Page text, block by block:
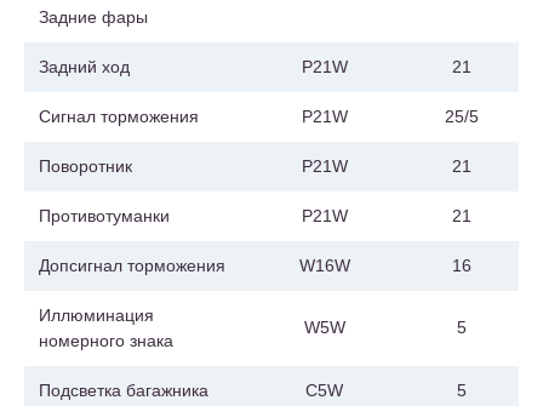
Задние фары
Задний ход P21W 21
Сигнал торможения P21W 25/5
Поворотник P21W 21
Противотуманки P21W 21
Допсигнал торможения W16W 16
Иллюминация
номерного знака
W5W 5
Подсветка багажника C5W 5